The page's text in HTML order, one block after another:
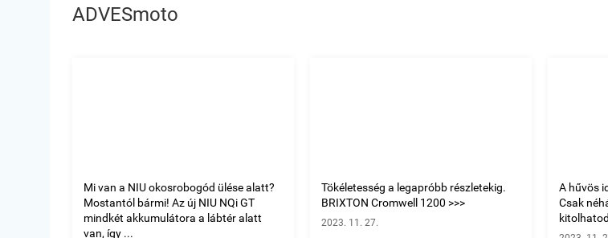
ADVESmoto
Mi van a NIU okosrobogód ülése alatt?
Mostantól bármi! Az új NIU NQi GT
mindkét akkumulátora a lábtér alatt
van, így ...
Tökéletesség a legapróbb részletekig.
BRIXTON Cromwell 1200 >>>
2023. 11. 27.
A hűvös
Csak